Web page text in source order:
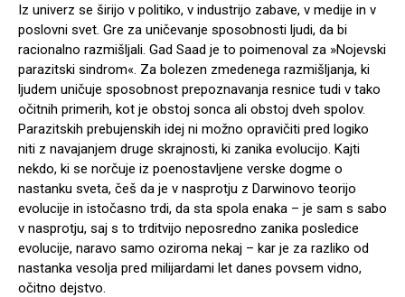
Iz univerz se širijo v politiko, v industrijo zabave, v medije in v
poslovni svet. Gre za uničevanje sposobnosti ljudi, da bi
racionalno razmišljali. Gad Saad je to poimenoval za »Nojevski
parazitski sindrom«. Za bolezen zmedenega razmišljanja, ki
ljudem uničuje sposobnost prepoznavanja resnice tudi v tako
očitnih primerih, kot je obstoj sonca ali obstoj dveh spolov.
Parazitskih prebujenskih idej ni možno opravičiti pred logiko
niti z navajanjem druge skrajnosti, ki zanika evolucijo. Kajti
nekdo, ki se norčuje iz poenostavljene verske dogme o
nastanku sveta, češ da je v nasprotju z Darwinovo teorijo
evolucije in istočasno trdi, da sta spola enaka – je sam s sabo
v nasprotju, saj s to trditvijo neposredno zanika posledice
evolucije, naravo samo oziroma nekaj – kar je za razliko od
nastanka vesolja pred milijardami let danes povsem vidno,
očitno dejstvo.